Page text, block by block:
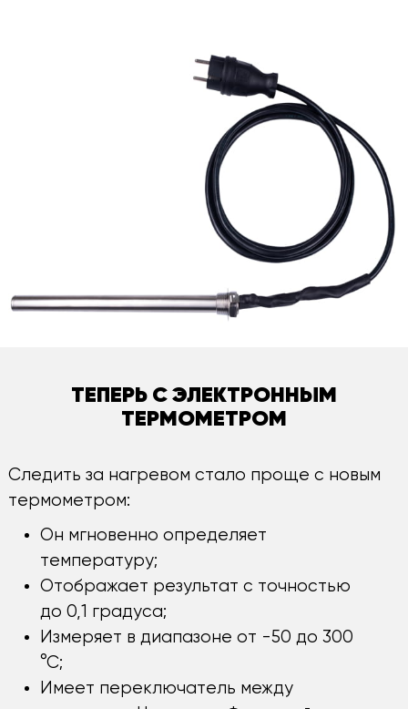
ТЕПЕРЬ С ЭЛЕКТРОННЫМ
ТЕРМОМЕТРОМ
Следить за нагревом стало проще с новым
термометром:
Он мгновенно определяет
температуру;
Отображает результат с точностью
до 0,1 градуса;
Измеряет в диапазоне от -50 до 300
°С;
Имеет переключатель между